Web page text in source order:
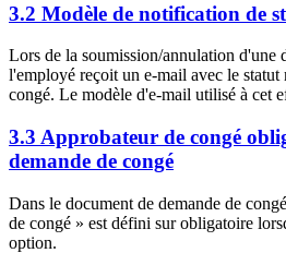
3.2 Modèle de notification de
Lors de la soumission/annulation d'une
l'employé reçoit un e-mail avec le statut
congé. Le modèle d'e-mail utilisé à cet
3.3 Approbateur de congé
demande de congé
Dans le document de demande de
de congé » est défini sur obligatoire
option.